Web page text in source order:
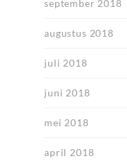
september 2018
augustus 2018
juli 2018
juni 2018
mei 2018
april 2018